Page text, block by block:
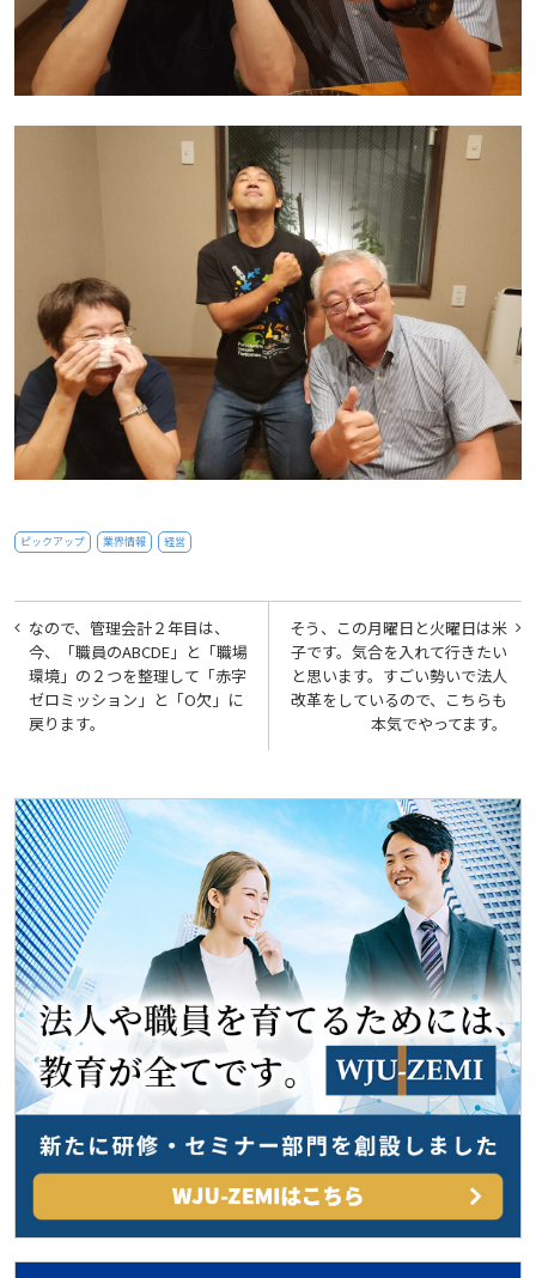
ピックアップ 業界情報 経営
投
稿
ナ
ビ
ー
シ
ョ
ン
そう、この月曜日と火曜日は米
子です。気合を入れて行きたい
と思います。すごい勢いで法人
改革をしているので、こちらも
本気でやってます。
なので、管理会計２年目は、
今、「職員のABCDE」と「職場
環境」の２つを整理して「赤字
ゼロミッション」と「O欠」に
戻ります。